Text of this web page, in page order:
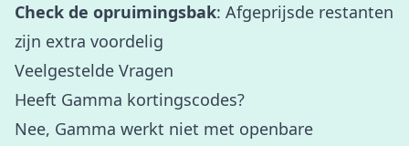
Check de opruimingsbak: Afgeprijsde restanten
zijn extra voordelig
Veelgestelde Vragen
Heeft Gamma kortingscodes?
Nee, Gamma werkt niet met openbare